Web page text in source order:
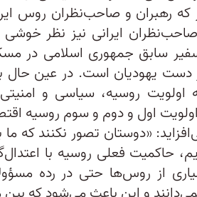
رهبران و صاحب‌نظران روس
ایرانی نیز نظر
سابق جمهوری اسلامی در
دست یهودیان است. در عین حال
اولویت روسیه، سیاسی و
اول و دوم و سوم روسیه
«دوستان تصور نکنند که
حاکمیت فعلی روسیه با
از روس‌ها حتی در رده